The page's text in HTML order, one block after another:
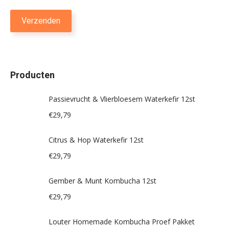
Producten
Passievrucht & Vlierbloesem Waterkefir 12st
€29,79
Citrus & Hop Waterkefir 12st
€29,79
Gember & Munt Kombucha 12st
€29,79
Louter Homemade Kombucha Proef Pakket